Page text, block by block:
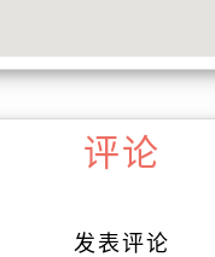
评论
发表评论